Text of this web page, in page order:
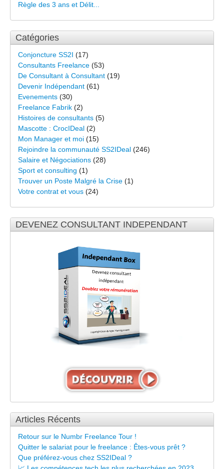
Règle des 3 ans et Délit...
Catégories
Conjoncture SS2I (17)
Consultants Freelance (53)
De Consultant à Consultant (19)
Devenir Indépendant (61)
Evenements (30)
Freelance Fabrik (2)
Histoires de consultants (5)
Mascotte : CrocIDeal (2)
Mon Manager et moi (15)
Rejoindre la communauté SS2IDeal (246)
Salaire et Négociations (28)
Sport et consulting (1)
Trouver un Poste Malgré la Crise (1)
Votre contrat et vous (24)
DEVENEZ CONSULTANT INDEPENDANT
Articles Récents
Retour sur le Numbr Freelance Tour !
Quitter le salariat pour le freelance : Êtes-vous prêt ?
Que préférez-vous chez SS2IDeal ?